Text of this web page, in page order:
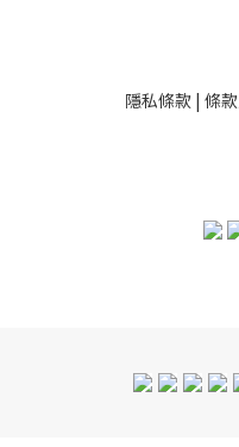
隱私條款 | 條